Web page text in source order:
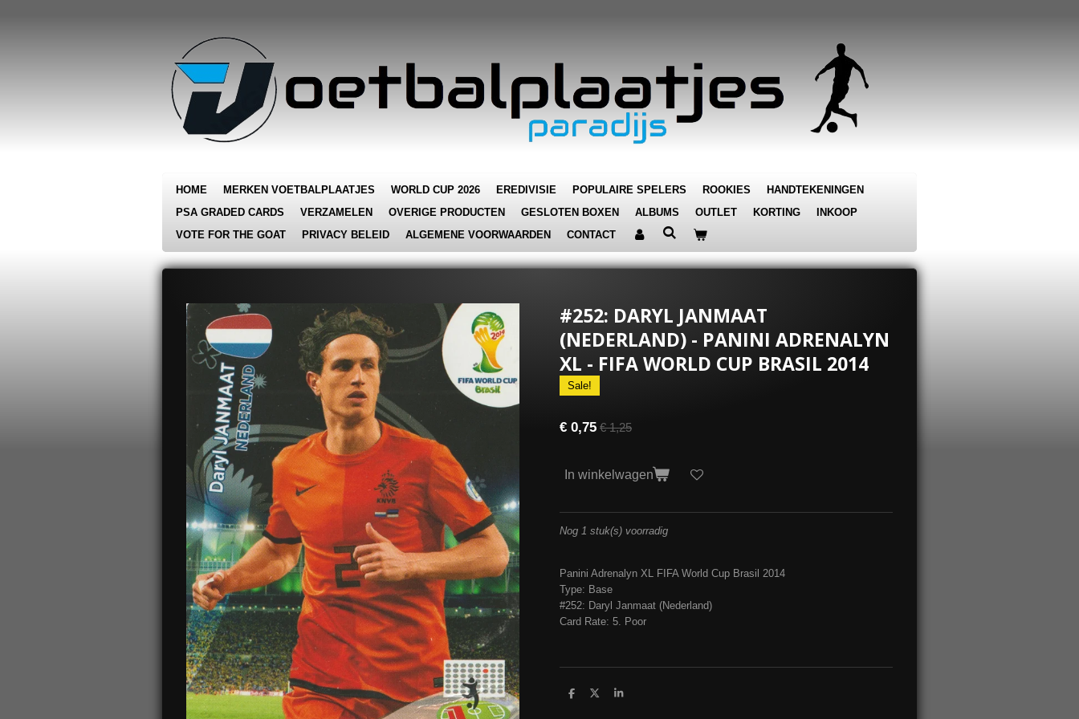
HOME MERKEN VOETBALPLAATJES WORLD CUP 2026 EREDIVISIE POPULAIRE SPELERS ROOKIES
HANDTEKENINGEN
PSA GRADED CARDS
VERZAMELEN OVERIGE PRODUCTEN GESLOTEN BOXEN ALBUMS OUTLET KORTING
INKOOP
VOTE FOR THE GOAT
PRIVACY BELEID ALGEMENE VOORWAARDEN CONTACT
#252: DARYL JANMAAT
(NEDERLAND) - PANINI ADRENALYN
XL - FIFA WORLD CUP BRASIL 2014
Sale!
€ 0,75 € 1,25
In winkelwagen
Nog 1 stuk(s) voorradig
Panini Adrenalyn XL FIFA World Cup Brasil 2014
Type: Base
#252: Daryl Janmaat (Nederland)
Card Rate: 5. Poor
D
D
S